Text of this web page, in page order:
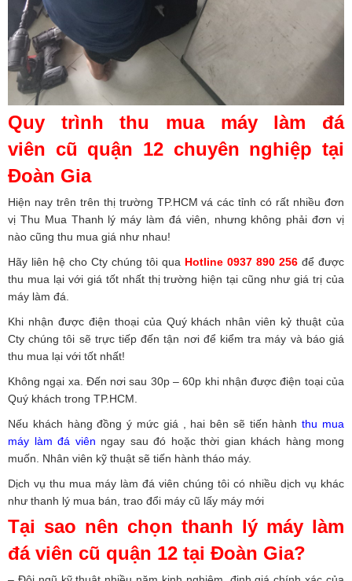
Quy trình thu mua máy làm đá
viên cũ quận 12 chuyên nghiệp tại
Đoàn Gia
Hiện nay trên trên thị trường TP.HCM vá các tỉnh có rất nhiều đơn
vị Thu Mua Thanh lý máy làm đá viên, nhưng không phải đơn vị
nào cũng thu mua giá như nhau!
Hãy liên hệ cho Cty chúng tôi qua Hotline 0937 890 256 để được
thu mua lại với giá tốt nhất thị trường hiện tại cũng như giá trị của
máy làm đá.
Khi nhận được điện thoại của Quý khách nhân viên kỷ thuật của
Cty chúng tôi sẽ trực tiếp đến tận nơi để kiểm tra máy và báo giá
thu mua lại với tốt nhất!
Không ngại xa. Đến nơi sau 30p – 60p khi nhận được điện toại của
Quý khách trong TP.HCM.
Nếu khách hàng đồng ý mức giá , hai bên sẽ tiến hànhthu mua
máy làm đá viên ngay sau đó hoặc thời gian khách hàng mong
muốn. Nhân viên kỹ thuật sẽ tiến hành tháo máy.
Dịch vụ thu mua máy làm đá viên chúng tôi có nhiều dịch vụ khác
như thanh lý mua bán, trao đổi máy cũ lấy máy mới
Tại sao nên chọn thanh lý máy làm
đá viên cũ quận 12 tại Đoàn Gia?